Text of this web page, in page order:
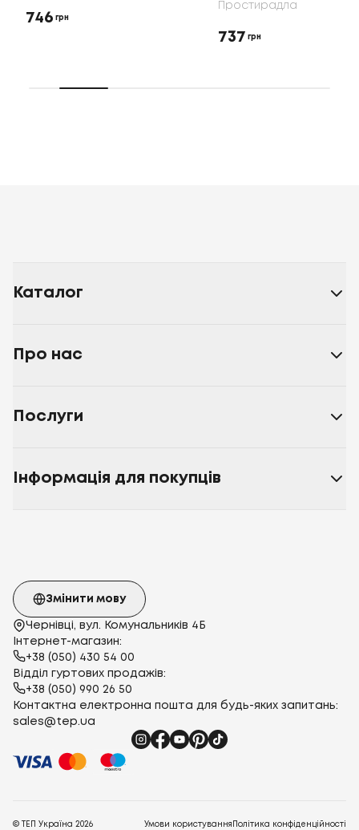
746 грн
Простирадла
737 грн
Каталог
Про нас
Послуги
Інформація для покупців
Чернівці, вул. Комунальників 4Б
Інтернет-магазин:
+38 (050) 430 54 00
Відділ гуртових продажів:
+38 (050) 990 26 50
Контактна електронна пошта для будь-яких запитань:
sales@tep.ua
Змінити мову
© ТЕП Україна 2026 Умови користування Політика конфіденційності